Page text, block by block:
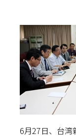
6月27日、台湾